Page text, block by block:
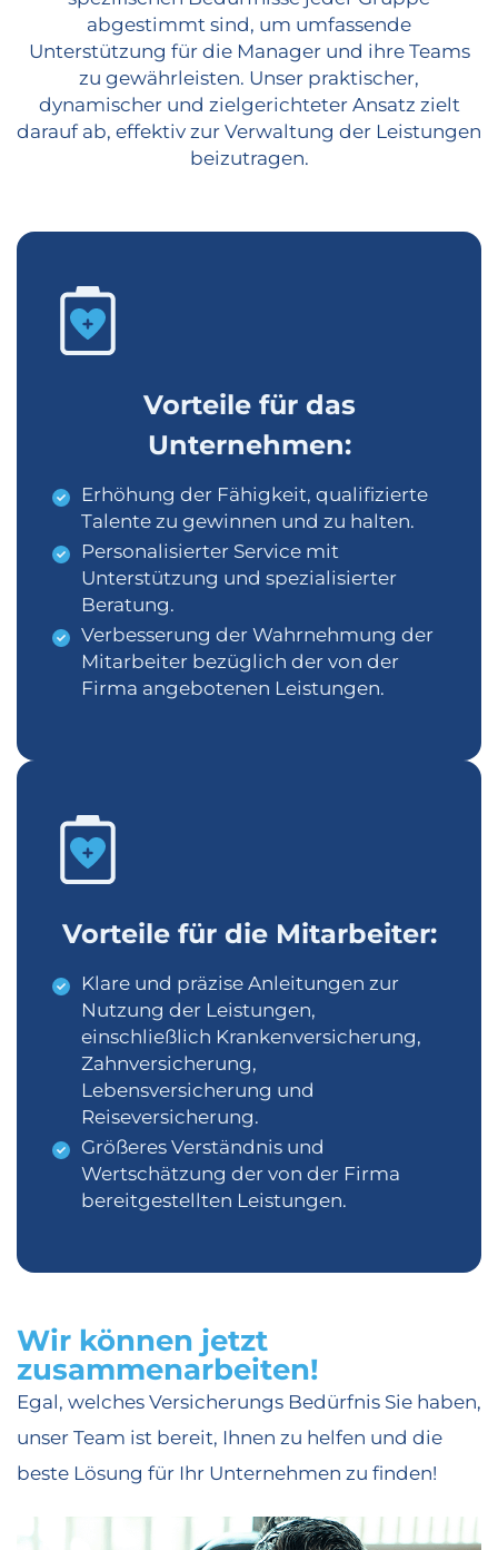
abgestimmt sind, um umfassende
Unterstützung für die Manager und ihre Teams
zu gewährleisten. Unser praktischer,
dynamischer und zielgerichteter Ansatz zielt
darauf ab, effektiv zur Verwaltung der Leistungen
beizutragen.
Vorteile für das
Unternehmen:
Erhöhung der Fähigkeit, qualifizierte
Talente zu gewinnen und zu halten.
Personalisierter Service mit
Unterstützung und spezialisierter
Beratung.
Verbesserung der Wahrnehmung der
Mitarbeiter bezüglich der von der
Firma angebotenen Leistungen.
Vorteile für die Mitarbeiter:
Klare und präzise Anleitungen zur
Nutzung der Leistungen,
einschließlich Krankenversicherung,
Zahnversicherung,
Lebensversicherung und
Reiseversicherung.
Größeres Verständnis und
Wertschätzung der von der Firma
bereitgestellten Leistungen.
Wir können jetzt
zusammenarbeiten!
Egal, welches Versicherungs Bedürfnis Sie haben,
unser Team ist bereit, Ihnen zu helfen und die
beste Lösung für Ihr Unternehmen zu finden!